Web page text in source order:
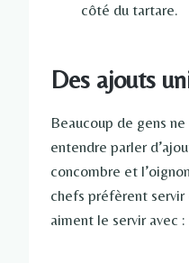
côté du tartare.
Des ajouts
Beaucoup de gens
entendre parler
concombre et
chefs préfèrent
aiment le servir avec :